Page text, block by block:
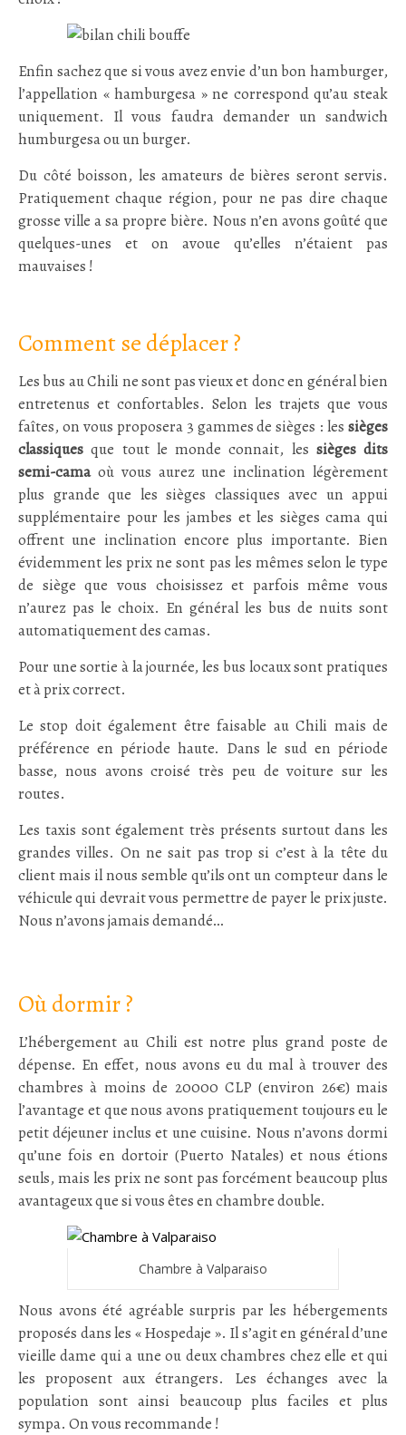
Enfin sachez que si vous avez envie d’un bon hamburger,
l’appellation « hamburgesa » ne correspond qu’au steak
uniquement. Il vous faudra demander un sandwich
humburgesa ou un burger.
Du côté boisson, les amateurs de bières seront servis.
Pratiquement chaque région, pour ne pas dire chaque
grosse ville a sa propre bière. Nous n’en avons goûté que
quelques-unes et on avoue qu’elles n’étaient pas
mauvaises !
Comment se déplacer ?
Les bus au Chili ne sont pas vieux et donc en général bien
entretenus et confortables. Selon les trajets que vous
faîtes, on vous proposera 3 gammes de sièges : les sièges
classiques que tout le monde connait, les sièges dits
semi-camaoù vous aurez une inclination légèrement
plus grande que les sièges classiques avec un appui
supplémentaire pour les jambes et les sièges cama qui
offrent une inclination encore plus importante. Bien
évidemment les prix ne sont pas les mêmes selon le type
de siège que vous choisissez et parfois même vous
n’aurez pas le choix. En général les bus de nuits sont
automatiquement des camas.
Pour une sortie à la journée, les bus locaux sont pratiques
et à prix correct.
Le stop doit également être faisable au Chili mais de
préférence en période haute. Dans le sud en période
basse, nous avons croisé très peu de voiture sur les
routes.
Les taxis sont également très présents surtout dans les
grandes villes. On ne sait pas trop si c’est à la tête du
client mais il nous semble qu’ils ont un compteur dans le
véhicule qui devrait vous permettre de payer le prix juste.
Nous n’avons jamais demandé…
Où dormir ?
L’hébergement au Chili est notre plus grand poste de
dépense. En effet, nous avons eu du mal à trouver des
chambres à moins de 20000 CLP (environ 26€) mais
l’avantage et que nous avons pratiquement toujours eu le
petit déjeuner inclus et une cuisine. Nous n’avons dormi
qu’une fois en dortoir (Puerto Natales) et nous étions
seuls, mais les prix ne sont pas forcément beaucoup plus
avantageux que si vous êtes en chambre double.
Chambre à Valparaiso
Nous avons été agréable surpris par les hébergements
proposés dans les « Hospedaje ». Il s’agit en général d’une
vieille dame qui a une ou deux chambres chez elle et qui
les proposent aux étrangers. Les échanges avec la
population sont ainsi beaucoup plus faciles et plus
sympa. On vous recommande !